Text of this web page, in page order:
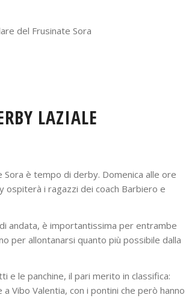
del Frusinate Sora
LAZIALE
Sora è tempo di derby. Domenica alle ore
ospiterà i ragazzi dei coach Barbiero e
andata, è importantissima per entrambe
per allontanarsi quanto più possibile dalla
e le panchine, il pari merito in classifica:
Vibo Valentia, con i pontini che però hanno